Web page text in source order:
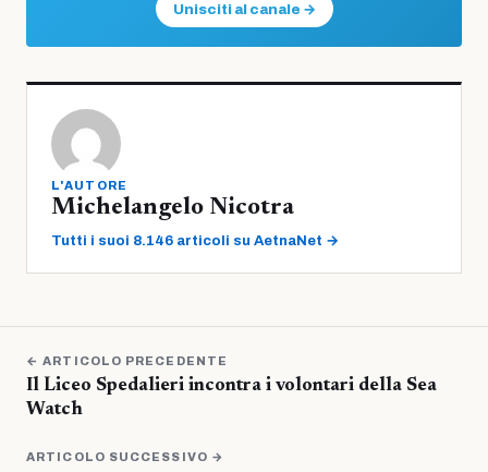
Unisciti al canale →
L'AUTORE
Michelangelo Nicotra
Tutti i suoi 8.146 articoli su AetnaNet →
← ARTICOLO PRECEDENTE
Il Liceo Spedalieri incontra i volontari della Sea
Watch
ARTICOLO SUCCESSIVO →